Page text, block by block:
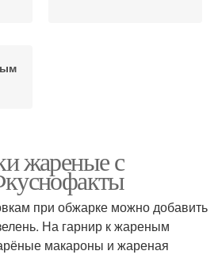
жареные с
при обжарке можно добавить
На гарнир к жареным
макароны и жареная